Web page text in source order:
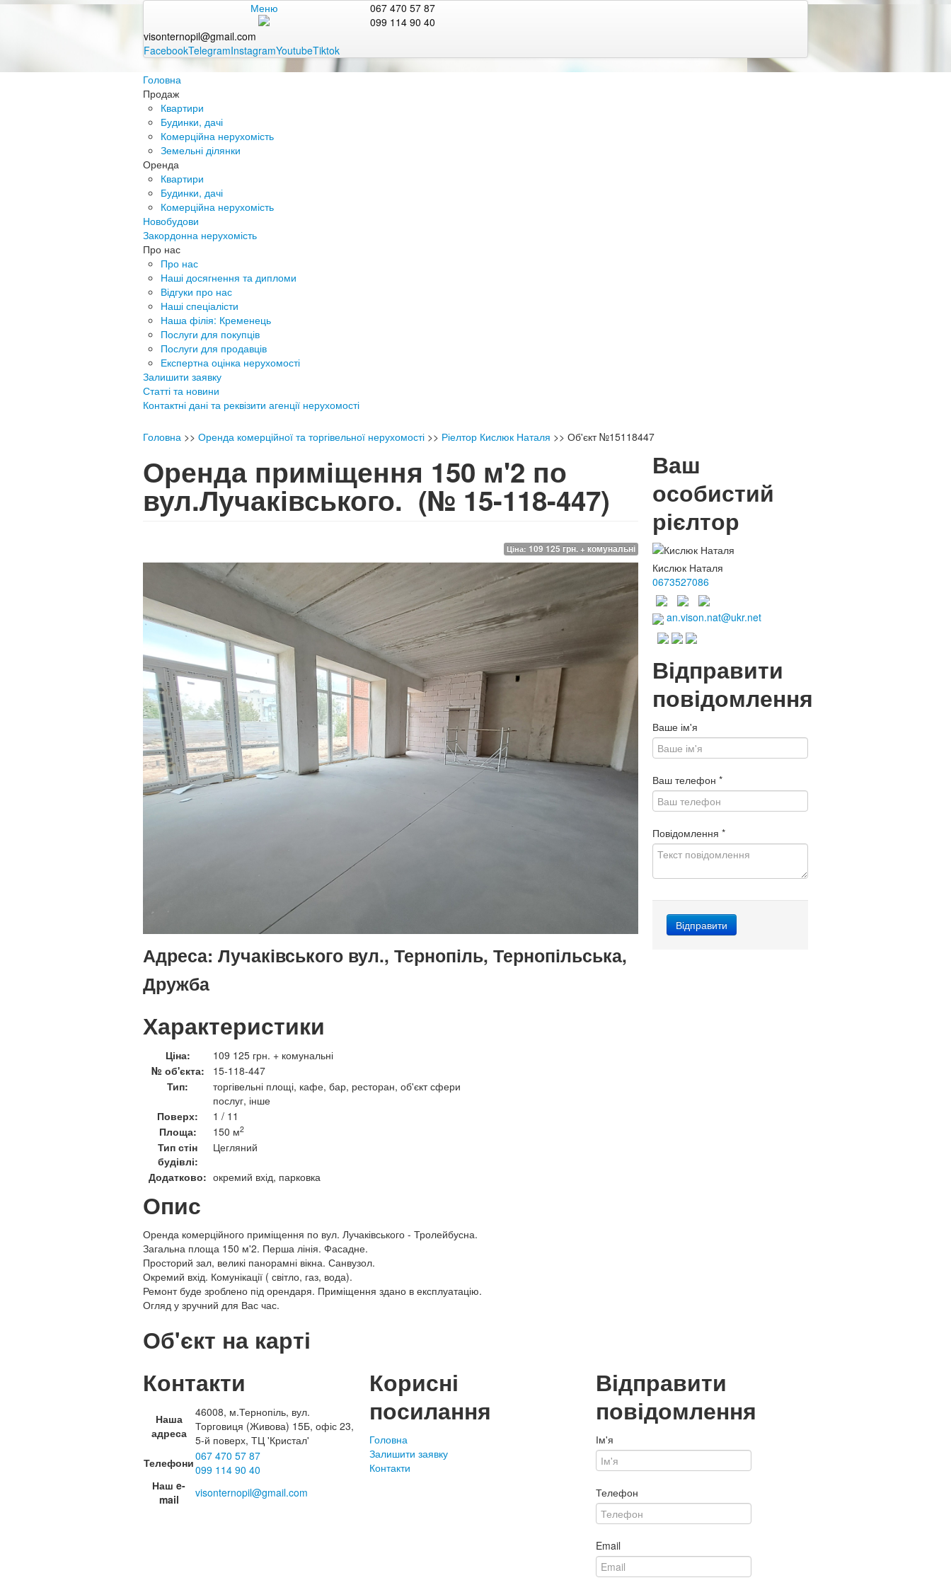
Меню
067 470 57 87
099 114 90 40
visonternopil@gmail.com
FacebookTelegramInstagramYoutubeTiktok
Головна
Продаж
Квартири
Будинки, дачі
Комерційна нерухомість
Земельні ділянки
Оренда
Квартири
Будинки, дачі
Комерційна нерухомість
Новобудови
Закордонна нерухомість
Про нас
Про нас
Наші досягнення та дипломи
Відгуки про нас
Наші спеціалісти
Наша філія: Кременець
Послуги для покупців
Послуги для продавців
Експертна оцінка нерухомості
Залишити заявку
Статті та новини
Контактні дані та реквізити агенції нерухомості
Головна >> Оренда комерційної та торгівельної нерухомості >> Ріелтор Кислюк Наталя >> Об'єкт №15118447
Оренда приміщення 150 м'2 по
вул.Лучаківського. (№ 15-118-447)
Ціна: 109 125 грн. + комунальні
Адреса: Лучаківського вул., Тернопіль, Тернопільська,
Дружба
Характеристики
Ціна:
109 125 грн. + комунальні
№ об'єкта:
15-118-447
Тип:
торгівельні площі, кафе, бар, ресторан, об'єкт сфери
послуг, інше
Поверх:
1 / 11
Площа:
150 м2
Тип стін
будівлі:
Цегляний
Додатково: окремий вхід, парковка
Опис
Оренда комерційного приміщення по вул. Лучаківського - Тролейбусна.
Загальна площа 150 м'2. Перша лінія. Фасадне.
Просторий зал, великі панорамні вікна. Санвузол.
Окремий вхід. Комунікації ( світло, газ, вода).
Ремонт буде зроблено під орендаря. Приміщення здано в експлуатацію.
Огляд у зручний для Вас час.
Об'єкт на карті
Ваш
особистий
рієлтор
Кислюк Наталя
0673527086
an.vison.nat@ukr.net
Відправити
повідомлення
Ваше ім'я
Ваш телефон *
Повідомлення *
Контакти
Наша
адреса
46008, м.Тернопіль, вул.
Торговиця (Живова) 15Б, офіс 23,
5-й поверх, ТЦ 'Кристал'
Телефони067 470 57 87
099 114 90 40
Наш e-
mail
visonternopil@gmail.com
Корисні
посилання
Головна
Залишити заявку
Контакти
Відправити
повідомлення
Ім'я
Телефон
Email